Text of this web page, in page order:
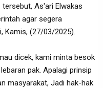
tersebut, As'ari Elwakas
agar segera
Kamis, (27/03/2025).
dicek, kami minta besok
pak. Apalagi prinsip
masyarakat, Jadi hak-hak